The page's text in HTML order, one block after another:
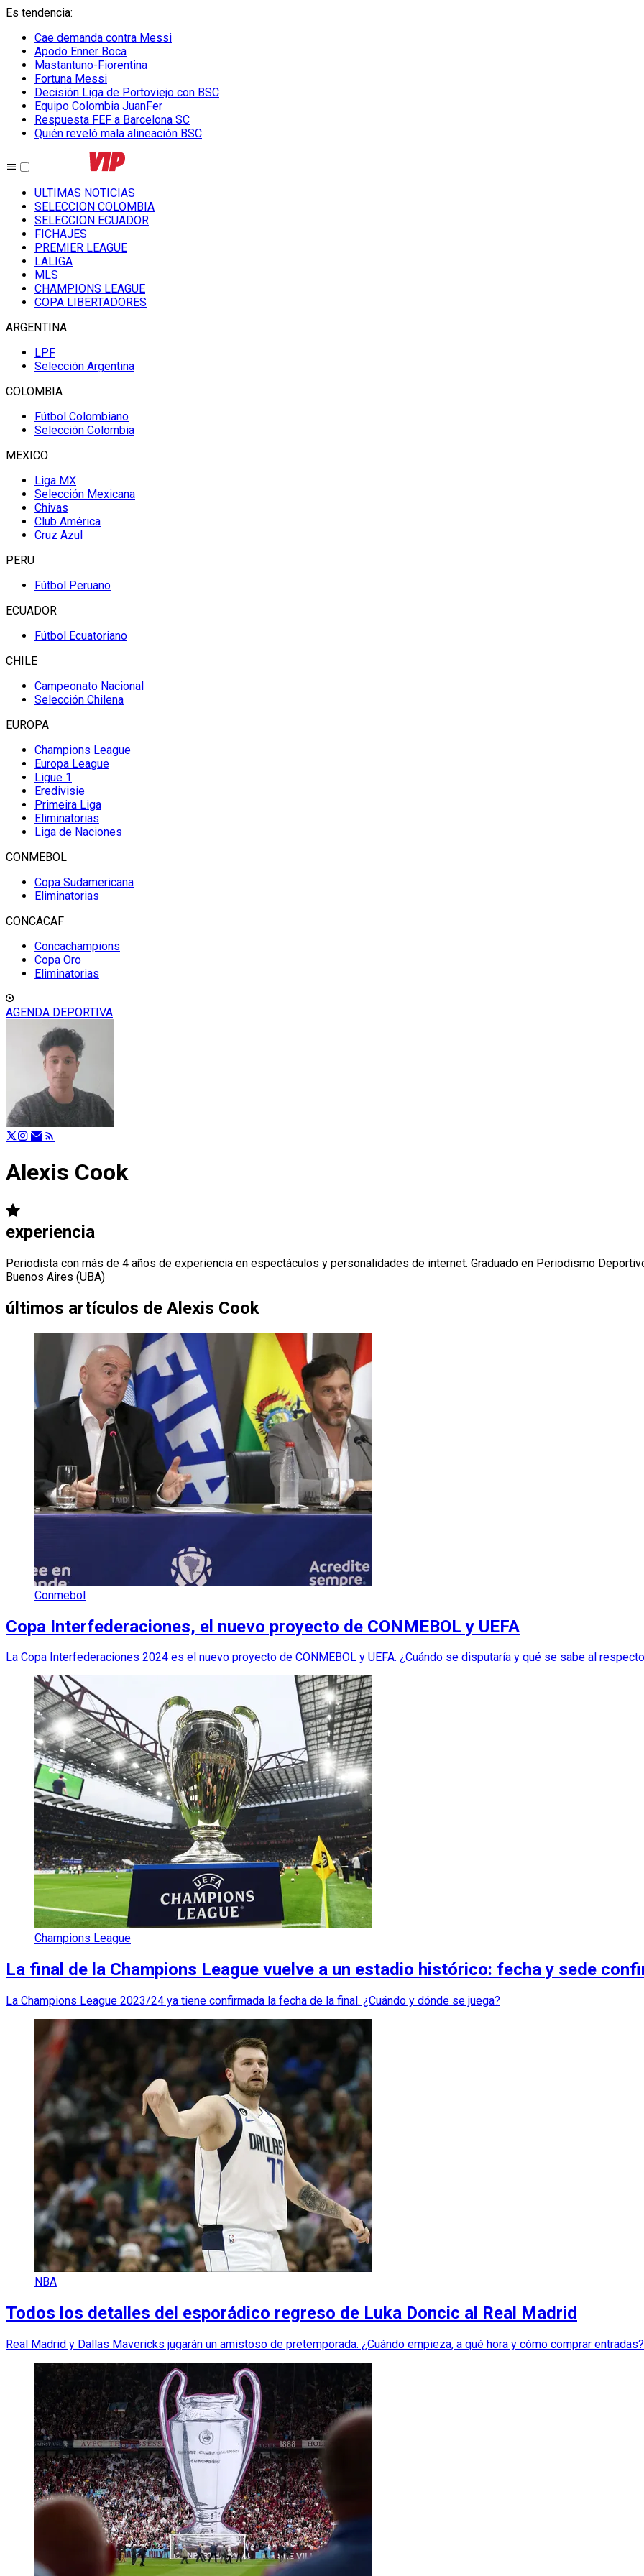
Es tendencia:
Cae demanda contra Messi
Apodo Enner Boca
Mastantuno-Fiorentina
Fortuna Messi
Decisión Liga de Portoviejo con BSC
Equipo Colombia JuanFer
Respuesta FEF a Barcelona SC
Quién reveló mala alineación BSC
ULTIMAS NOTICIAS
SELECCION COLOMBIA
SELECCION ECUADOR
FICHAJES
PREMIER LEAGUE
LALIGA
MLS
CHAMPIONS LEAGUE
COPA LIBERTADORES
ARGENTINA
LPF
Selección Argentina
COLOMBIA
Fútbol Colombiano
Selección Colombia
MEXICO
Liga MX
Selección Mexicana
Chivas
Club América
Cruz Azul
PERU
Fútbol Peruano
ECUADOR
Fútbol Ecuatoriano
CHILE
Campeonato Nacional
Selección Chilena
EUROPA
Champions League
Europa League
Ligue 1
Eredivisie
Primeira Liga
Eliminatorias
Liga de Naciones
CONMEBOL
Copa Sudamericana
Eliminatorias
CONCACAF
Concachampions
Copa Oro
Eliminatorias
AGENDA DEPORTIVA
Alexis Cook
experiencia
Periodista con más de 4 años de experiencia en espectáculos y personalidades de internet. Graduado en Periodismo
Buenos Aires (UBA)
últimos artículos de Alexis Cook
Conmebol
Copa Interfederaciones, el nuevo proyecto de CONMEBOL y UEFA
La Copa Interfederaciones 2024 es el nuevo proyecto de CONMEBOL y UEFA. ¿Cuándo se disputaría y qué se sabe al
Champions League
La final de la Champions League vuelve a un estadio histórico: fecha y sede
La Champions League 2023/24 ya tiene confirmada la fecha de la final. ¿Cuándo y dónde se juega?
NBA
Todos los detalles del esporádico regreso de Luka Doncic al Real Madrid
Real Madrid y Dallas Mavericks jugarán un amistoso de pretemporada. ¿Cuándo empieza, a qué hora y cómo comprar entradas?